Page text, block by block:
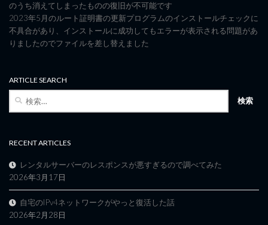
のうち消えてしまったものの復旧が不可能です
2023年5月のルート証明書の更新プログラムのインストールチェックに
不具合があり、インストールに成功してもエラーが表示される問題があ
りましたのでファイルを差し替えました
ARTICLE SEARCH
RECENT ARTICLES
レンタルサーバーのレスポンスが悪すぎるので調べてみた
2026年3月17日
自宅のIPv4ネットワークがやっと復活した話
2026年2月28日